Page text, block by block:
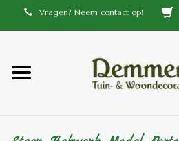
Vragen? Neem contact op!
Home